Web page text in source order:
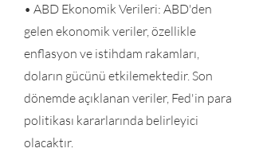
• ABD Ekonomik Verileri: ABD'den
gelen ekonomik veriler, özellikle
enflasyon ve istihdam rakamları,
doların gücünü etkilemektedir. Son
dönemde açıklanan veriler, Fed'in para
politikası kararlarında belirleyici
olacaktır.